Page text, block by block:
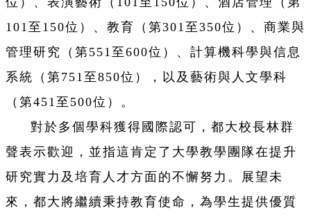
101至150位）、教育（第301至350位）、商業與
管理研究（第551至600位）、計算機科學與信息
系統（第751至850位），以及藝術與人文學科
（第451至500位）。
對於多個學科獲得國際認可，都大校長林群
聲表示歡迎，並指這肯定了大學教學團隊在提升
研究實力及培育人才方面的不懈努力。展望未
來，都大將繼續秉持教育使命，為學生提供優質